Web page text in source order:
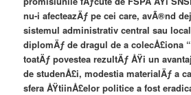
nu-i afecteazÄƒ pe cei care, avÃ®nd
sistemul administrativ central sau
diplomÄƒ de dragul de a colecÅ£iona
toatÄƒ povestea rezultÄƒ ÅŸi un
de studenÅ£i, modestia materialÄƒ a
sfera ÅŸtiinÅ£elor politice a fost